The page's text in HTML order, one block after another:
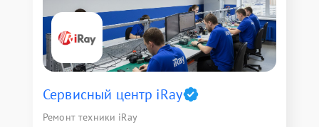
Сервисный центр iRay
Ремонт техники iRay